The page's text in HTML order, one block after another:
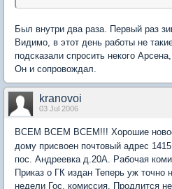
Был внутри два раза. Первый раз
Видимо, в этот день работы не
подсказали спросить некого
Он и сопровождал.
kranovoi
03 Jul 2006
ВСЕМ ВСЕМ ВСЕМ!!! Хорошие
дому присвоен почтовый адрес
пос. Андреевка д.20А. Рабочая
Приказ о ГК издан Теперь уж точно
недели Гос. комиссия. Продлится